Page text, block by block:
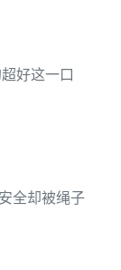
好这一口
全却被绳子